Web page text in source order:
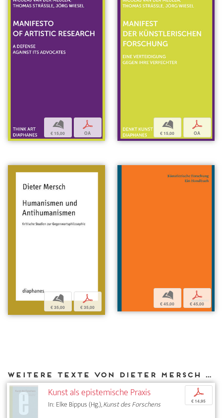
b
€ 15,00
p
OA
b
€ 15,00
p
OA
b
€ 35,00
p
€ 35,00
b
€ 45,00
p
€ 45,00
Weitere Texte von Dieter Mersch bei DIAPHANES
Kunst als epistemische Praxis
In: Elke Bippus (Hg.),Kunst des Forschens
p
€ 14,95